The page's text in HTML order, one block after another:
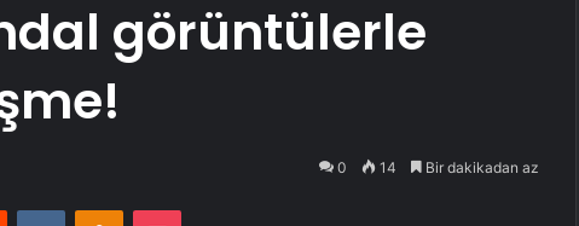
görüntülerle
0 14 Bir dakikadan az
Reddit VKontakteOdnoklassniki
Pocket